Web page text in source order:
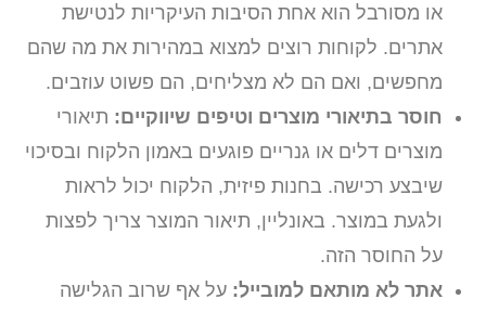
או מסורבל הוא אחת הסיבות העיקריות לנטישת
אתרים. לקוחות רוצים למצוא במהירות את מה שהם
מחפשים, ואם הם לא מצליחים, הם פשוט עוזבים.
חוסר בתיאורי מוצרים וטיפים שיווקיים: תיאורי
מוצרים דלים או גנריים פוגעים באמון הלקוח ובסיכוי
שיבצע רכישה. בחנות פיזית, הלקוח יכול לראות
ולגעת במוצר. באונליין, תיאור המוצר צריך לפצות
על החוסר הזה.
אתר לא מותאם למובייל: על אף שרוב הגלישה